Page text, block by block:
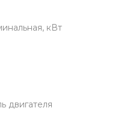
кВт
двигателя